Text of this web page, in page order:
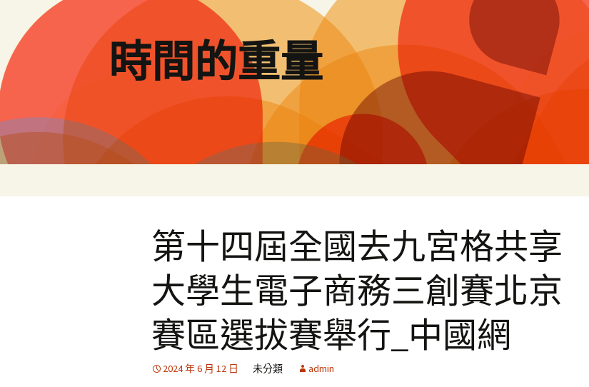
要
內
容
時間的重量
第十四屆全國去九宮格共享
大學生電子商務三創賽北京
賽區選拔賽舉行_中國網
2024 年 6 月 12 日 未分類 admin